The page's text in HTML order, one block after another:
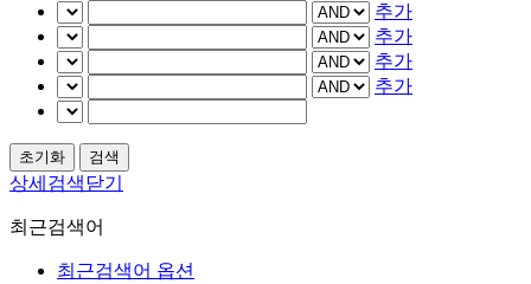
추가
추가
추가
추가
상세검색닫기
최근검색어
최근검색어 옵션